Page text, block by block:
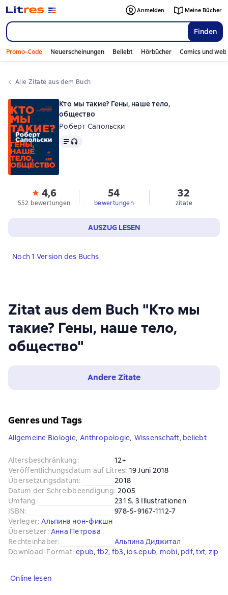
Finden
Anmelden Meine Bücher
Promo-Code Neuerscheinungen Beliebt Hörbücher Comics und
Alle Zitate aus dem Buch
Zitat aus dem Buch "Кто мы
такие? Гены, наше тело,
общество"
Andere Zitate
Кто мы такие? Гены, наше тело,
общество
Роберт Сапольски
Text, Audioformat verfügbar
4,6
552 bewertungen
54
bewertungen
32
zitate
AUSZUG LESEN
Noch 1 Version des Buchs
Genres und Tags
Allgemeine Biologie, Anthropologie, Wissenschaft, beliebt
Altersbeschränkung:
12+
Veröffentlichungsdatum auf Litres: 19 Juni 2018
Übersetzungsdatum:
2018
Datum der Schreibbeendigung: 2005
Umfang:
231 S. 3 Illustrationen
ISBN:
978-5-9167-1112-7
Verleger: Альпина нон-фикшн
Übersetzer: Анна Петрова
Rechteinhaber:
Альпина Диджитал
Download-Format: epub, fb2, fb3, ios.epub, mobi, pdf, txt, zip
Online lesen